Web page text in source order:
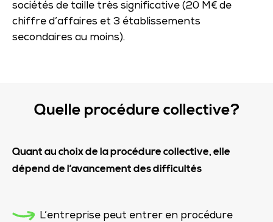
sociétés de taille très significative (20 M€ de
chiffre d’affaires et 3 établissements
secondaires au moins).
Quelle procédure collective?
Quant au choix de la procédure collective, elle
dépend de l’avancement des difficultés
L’entreprise peut entrer en procédure